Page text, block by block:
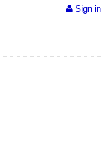
Sign in